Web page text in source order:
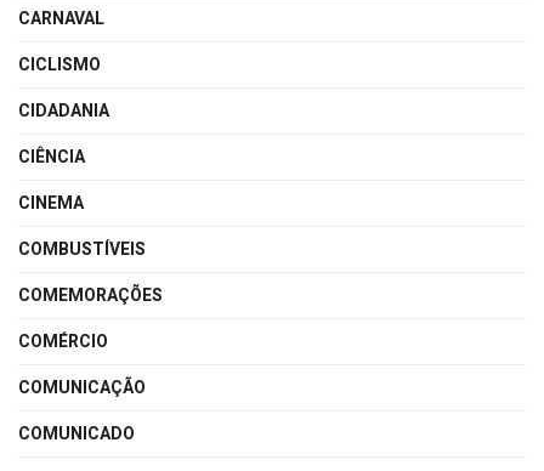
CARNAVAL
CICLISMO
CIDADANIA
CIÊNCIA
CINEMA
COMBUSTÍVEIS
COMEMORAÇÕES
COMÉRCIO
COMUNICAÇÃO
COMUNICADO